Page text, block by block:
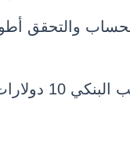
المجاني الأول شهريا